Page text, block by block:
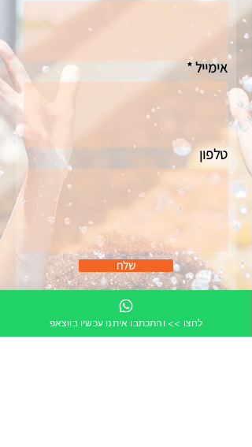
אימייל
טלפון
שלח
לחצו >> והתכתבו איתנו עכשיו בווצאפ